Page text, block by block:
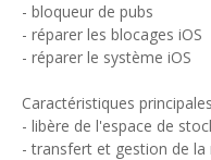
- bloqueur de pubs
- réparer les blocages iOS
- réparer le système iOS
Caractéristiques
- libère de l'espace de
- transfert et gestion de la